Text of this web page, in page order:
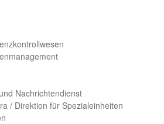
Nach­richten­dienst
/ Direktion für Spezialeinheiten